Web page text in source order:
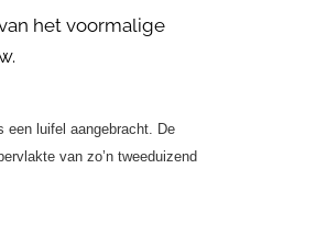
het voormalige
een luifel aangebracht. De
van zo’n tweeduizend